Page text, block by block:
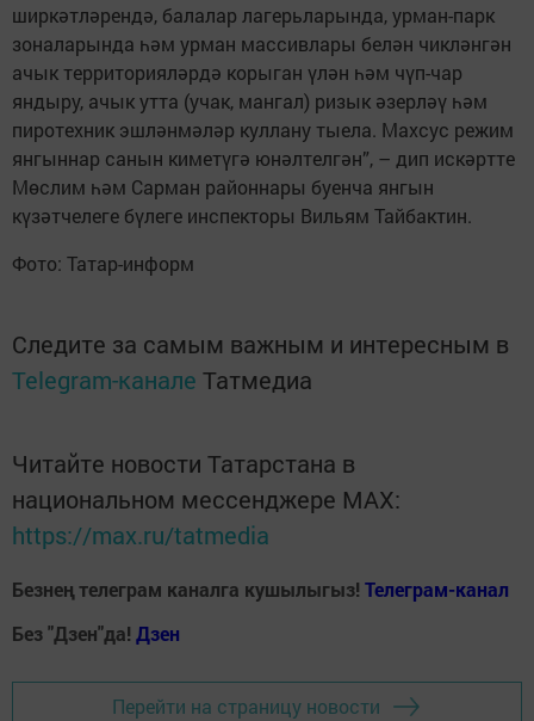
ширкәтләрендә, балалар лагерьларында, урман-парк
зоналарында һәм урман массивлары белән чикләнгән
ачык территорияләрдә корыган үлән һәм чүп-чар
яндыру, ачык утта (учак, мангал) ризык әзерләү һәм
пиротехник эшләнмәләр куллану тыела. Махсус режим
янгыннар санын киметүгә юнәлтелгән”, – дип искәртте
Мөслим һәм Сарман районнары буенча янгын
күзәтчелеге бүлеге инспекторы Вильям Тайбактин.
Фото: Татар-информ
Следите за самым важным и интересным в
Telegram-канале Татмедиа
Читайте новости Татарстана в
национальном мессенджере MАХ:
https://max.ru/tatmedia
Безнең телеграм каналга кушылыгыз! Телеграм-канал
Без "Дзен"да! Дзен
Перейти на страницу новости